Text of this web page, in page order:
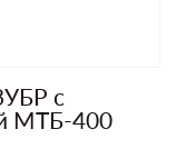
с
МТБ-400